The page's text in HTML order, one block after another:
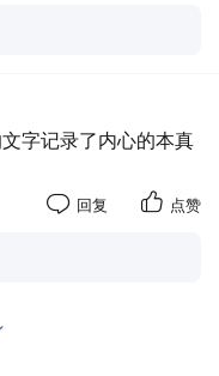
字记录了内心的本真
回复 点赞